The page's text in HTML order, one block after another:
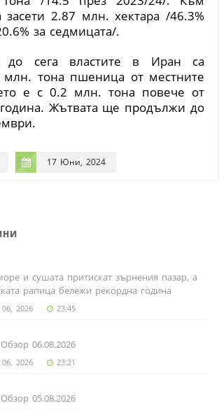
засети 2.87 млн. хектара /46.3%
за седмицата/.
сега властите в Иран са
млн. тона пшеница от местните
е с 0.2 млн. тона повече от
Жътвата ще продължи до
17 Юни, 2024
и сушата притискат зърнения пазар, а
рапица бележи рекордна година
06, 2026 23:45
06.08.2026
06, 2026 23:21
05.08.2026